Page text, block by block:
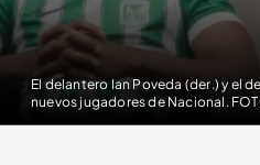
El delantero Ian Poveda (der.) y el
nuevos jugadores de Nacional.